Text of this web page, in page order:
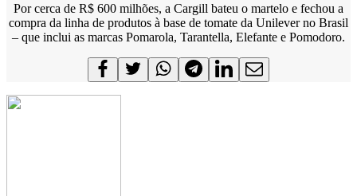
Por cerca de R$ 600 milhões, a Cargill bateu o martelo e fechou a
compra da linha de produtos à base de tomate da Unilever no Brasil
– que inclui as marcas Pomarola, Tarantella, Elefante e Pomodoro.